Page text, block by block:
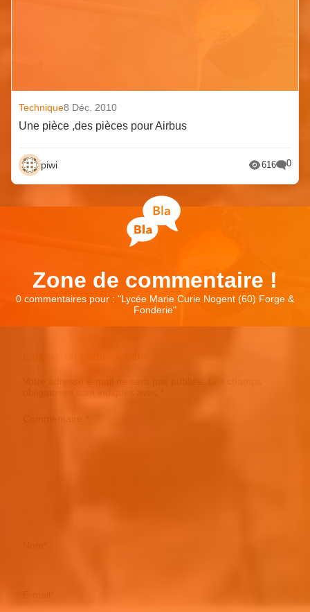
Technique8 Déc. 2010
Une pièce ,des pièces pour Airbus
piwi 616 0
Zone de commentaire !
0 commentaires pour : "Lycée Marie Curie Nogent (60) Forge &
Fonderie"